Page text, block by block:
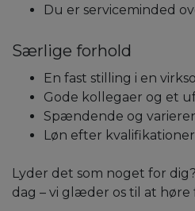
Du er serviceminded
Særlige forhold
En fast stilling i en
Gode kollegaer og et
Spændende og
Løn efter kvalifikationer
Lyder det som noget for
dag – vi glæder os til at høre